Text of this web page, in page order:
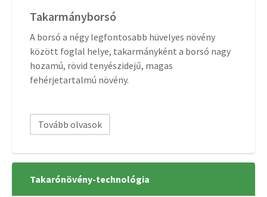
Takarmányborsó
A borsó a négy legfontosabb hüvelyes növény
között foglal helye, takarmányként a borsó nagy
hozamú, rövid tenyészidejű, magas
fehérjetartalmú növény.
Tovább olvasok
Takarónövény-technológia